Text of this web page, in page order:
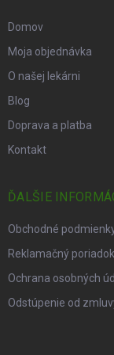
Domov
Moja objednávka
O našej lekárni
Blog
Doprava a platba
Kontakt
ĎALŠIE
Obchodné
Reklamačný poriadok
Ochrana osobných
Odstúpenie od